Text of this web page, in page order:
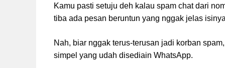
Kamu pasti setuju deh kalau spam chat dari
tiba ada pesan beruntun yang nggak jelas
Nah, biar nggak terus-terusan jadi korban
simpel yang udah disediain WhatsApp.